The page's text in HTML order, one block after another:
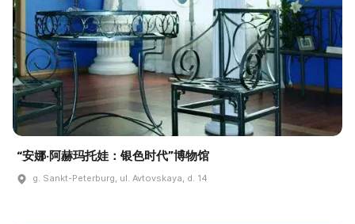
“安娜·阿赫玛托娃：银色时代”博物馆
g. Sankt-Peterburg, ul. Avtovskaya, d. 14